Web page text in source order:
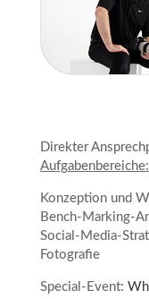
Direkter
Aufgabenbereiche:
Konzeption und
Bench-Marking-
Social-Media-
Fotografie
Special-Event: